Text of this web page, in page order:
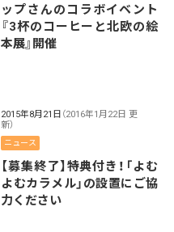
ップさんのコラボイベント
『3杯のコーヒーと北欧の絵
本展』開催
2015年8月21日 （2016年1月22日 更
新）
ニュース
【募集終了】特典付き！「よむ
よむカラメル」の設置にご協
力ください